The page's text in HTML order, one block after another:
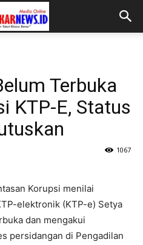
Terbuka
KTP-E, Status
1067
Korupsi menilai
elektronik (KTP-e) Setya
dan mengakui
persidangan di Pengadilan